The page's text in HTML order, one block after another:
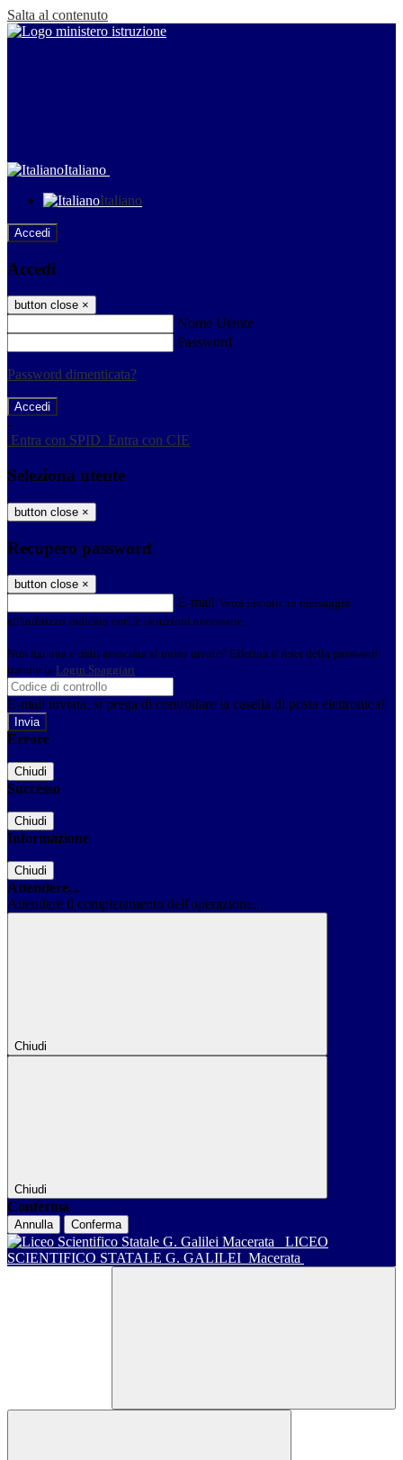
Salta al contenuto
Italiano
Italiano
Accedi
Accedi
button close ×
Nome Utente
Password
Password dimenticata?
-
Entra con SPID Entra con CIE
Seleziona utente
button close ×
Recupero password
button close ×
E-mail Verrà inviato un messaggio
all'indirizzo indicato con le istruzioni necessarie.
Non hai una e-mail associata al nome utente? Effettua il reset della password
tramite la Login Spaggiari
E-mail inviata, si prega di controllare la casella di posta elettronica!
Errore
Chiudi
Successo
Chiudi
Informazione
Chiudi
Attendere...
Attendere il completamento dell'operazione...
Chiudi
Chiudi
Conferma
Annulla Conferma
LICEO
SCIENTIFICO STATALE G. GALILEI Macerata